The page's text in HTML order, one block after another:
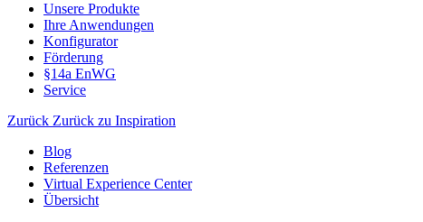
Unsere Produkte
Ihre Anwendungen
Konfigurator
Förderung
§14a EnWG
Service
Zurück Zurück zu Inspiration
Blog
Referenzen
Virtual Experience Center
Übersicht